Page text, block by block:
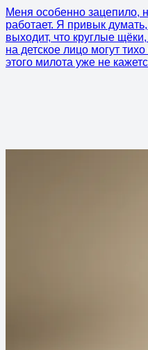
Меня особенно зацепило,
работает. Я привык
выходит, что круглые
на детское лицо могут
этого милота уже не